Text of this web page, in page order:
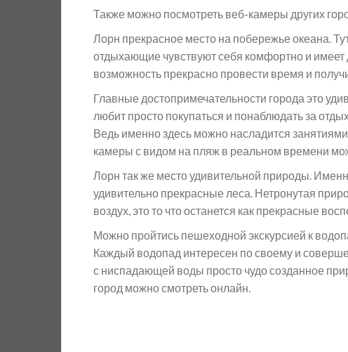
Также можно посмотреть веб-камеры других
Лорн прекрасное место на побережье океана.
отдыхающие чувствуют себя комфортно и
возможность прекрасно провести время и
Главные достопримечательности города это
любит просто покупаться и понаблюдать за
Ведь именно здесь можно насладится
камеры с видом на пляж в реальном времени
Лорн так же место удивительной природы.
удивительно прекрасные леса. Нетронутая
воздух, это то что останется как прекрасные
Можно пройтись пешеходной экскурсией к
Каждый водопад интересен по своему и
с ниспадающей воды просто чудо созданное
город можно смотреть онлайн.